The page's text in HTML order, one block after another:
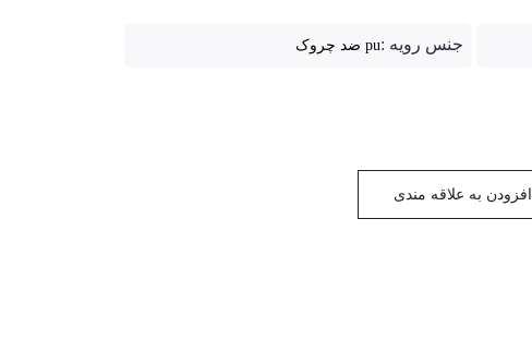
جنس رویه :pu ضد چروک
به علاقه مندی